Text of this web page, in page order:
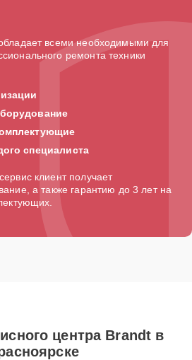
всеми необходимыми для
ремонта техники
специалиста
клиент получает
а также гарантию до 3 лет на
центра Brandt в